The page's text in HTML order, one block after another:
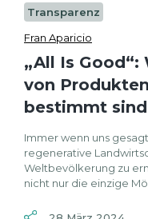
Transparenz
Fran Aparicio
„All Is
von
bestimmt sind
Immer wenn uns
regenerative
Weltbevölkerung zu
nicht nur die einzige